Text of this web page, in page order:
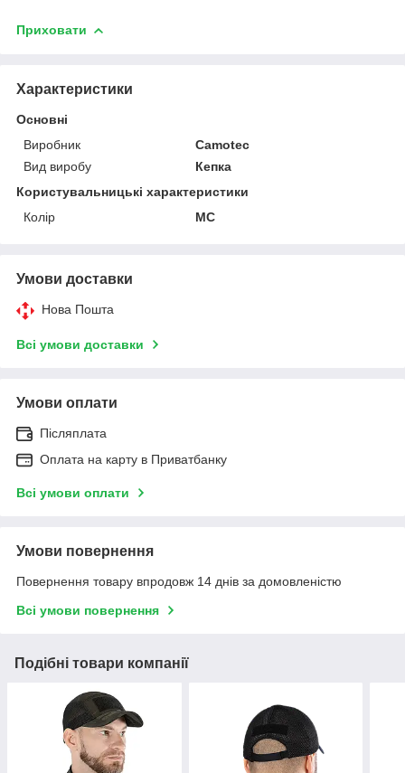
Приховати
Характеристики
Основні
Виробник
Camotec
Вид виробу
Кепка
Користувальницькі характеристики
Колір
MC
Умови доставки
Нова Пошта
Всі умови доставки
Умови оплати
Післяплата
Оплата на карту в Приватбанку
Всі умови оплати
Умови повернення
Повернення товару впродовж 14 днів за домовленістю
Всі умови повернення
Подібні товари компанії